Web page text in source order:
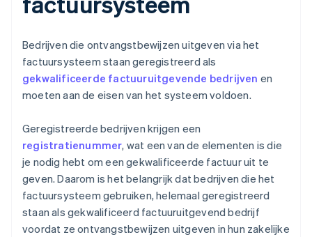
Bedrijven die ontvangstbewijzen uitgeven via het
factuursysteem staan geregistreerd als
gekwalificeerde factuuruitgevende bedrijven en
moeten aan de eisen van het systeem voldoen.
Geregistreerde bedrijven krijgen een
registratienummer, wat een van de elementen is die
je nodig hebt om een gekwalificeerde factuur uit te
geven. Daarom is het belangrijk dat bedrijven die het
factuursysteem gebruiken, helemaal geregistreerd
staan als gekwalificeerd factuuruitgevend bedrijf
voordat ze ontvangstbewijzen uitgeven in hun zakelijke